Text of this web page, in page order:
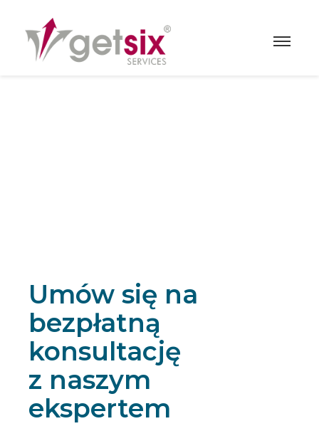
Umów się na
bezpłatną
konsultację
z naszym
ekspertem